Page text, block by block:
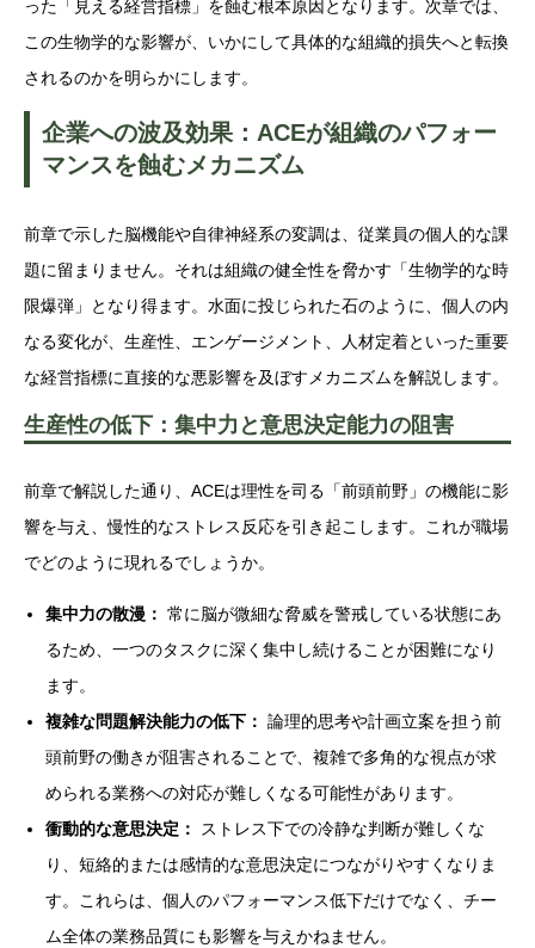
った「見える経営指標」を蝕む根本原因となります。次章では、
この生物学的な影響が、いかにして具体的な組織的損失へと転換
されるのかを明らかにします。
企業への波及効果：ACEが組織のパフォー
マンスを蝕むメカニズム
前章で示した脳機能や自律神経系の変調は、従業員の個人的な課
題に留まりません。それは組織の健全性を脅かす「生物学的な時
限爆弾」となり得ます。水面に投じられた石のように、個人の内
なる変化が、生産性、エンゲージメント、人材定着といった重要
な経営指標に直接的な悪影響を及ぼすメカニズムを解説します。
生産性の低下：集中力と意思決定能力の阻害
前章で解説した通り、ACEは理性を司る「前頭前野」の機能に影
響を与え、慢性的なストレス反応を引き起こします。これが職場
でどのように現れるでしょうか。
集中力の散漫： 常に脳が微細な脅威を警戒している状態にあ
るため、一つのタスクに深く集中し続けることが困難になり
ます。
複雑な問題解決能力の低下： 論理的思考や計画立案を担う前
頭前野の働きが阻害されることで、複雑で多角的な視点が求
められる業務への対応が難しくなる可能性があります。
衝動的な意思決定：
ストレス下での冷静な判断が難しくな
り、短絡的または感情的な意思決定につながりやすくなりま
す。これらは、個人のパフォーマンス低下だけでなく、チー
ム全体の業務品質にも影響を与えかねません。